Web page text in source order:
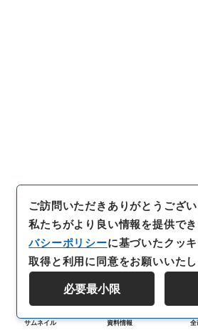
サムネイル 資料情報 全
ご訪問いただきありがとうござい
私たちがより良い情報を提供でき
バシーポリシーに基づいたクッ
取得と利用に同意をお願いいたし
必要最小限